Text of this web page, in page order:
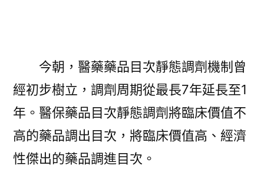
今朝，醫藥藥品目次靜態調劑機制曾
經初步樹立，調劑周期從最長7年延長至1
年。醫保藥品目次靜態調劑將臨床價值不
高的藥品調出目次，將臨床價值高、經濟
性傑出的藥品調進目次。